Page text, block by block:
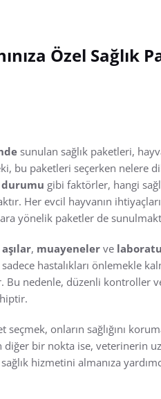
Özel Sağlık
sunulan sağlık paketleri,
bu paketleri seçerken nelere
durumu gibi faktörler, hangi
Her evcil hayvanın ihtiyaçları
yönelik paketler de
aşılar, muayeneler ve
hastalıkları önlemekle
Bu nedenle, düzenli kontroller
onların sağlığını
bir nokta ise, veterinerin
hizmetini almanıza